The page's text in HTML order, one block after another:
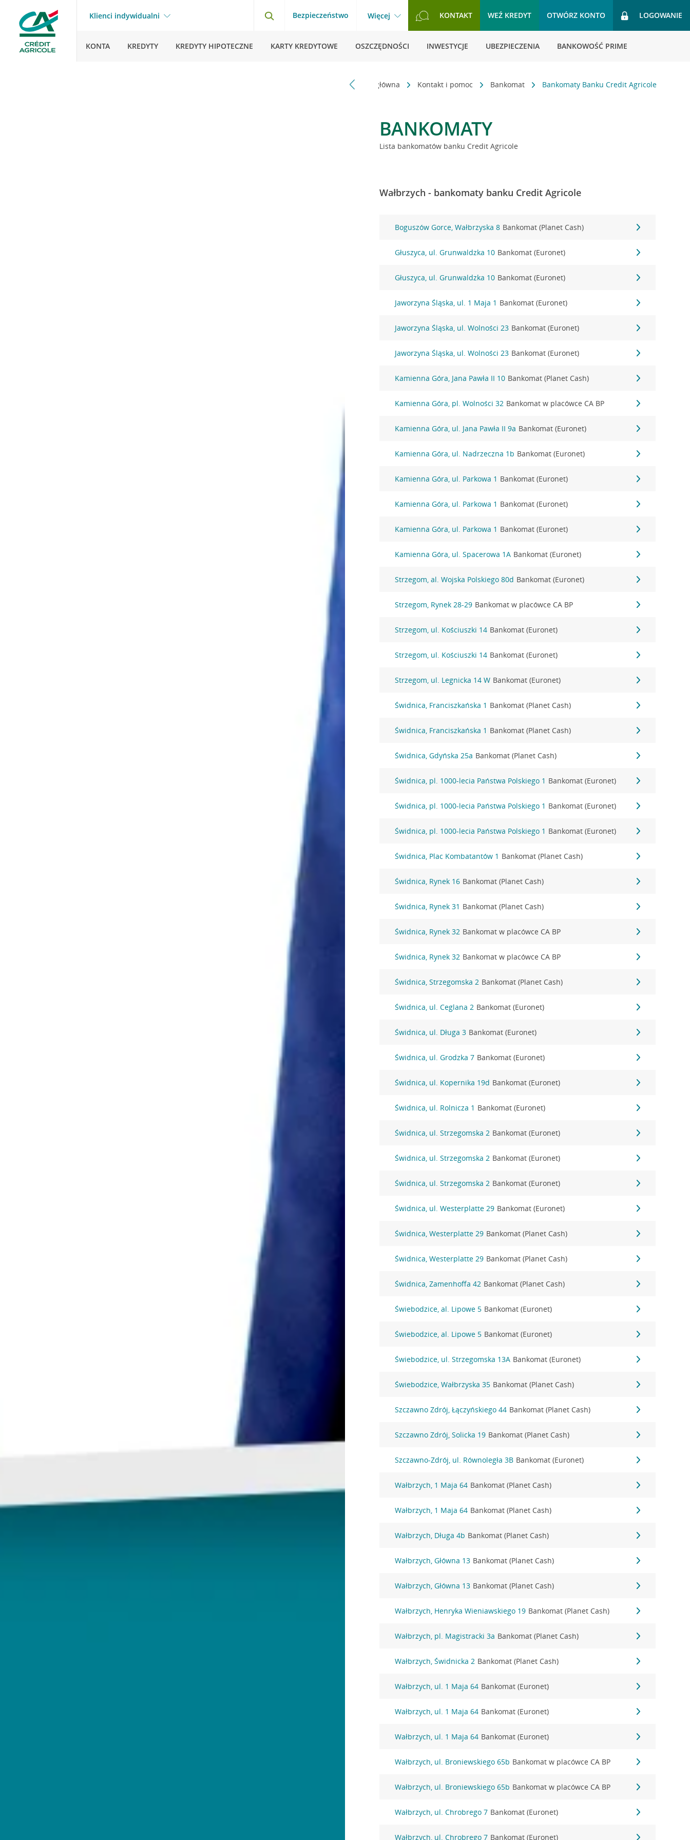
Klienci indywidualni Bezpieczeństwo Więcej KONTAKT WEŹ KREDYT OTWÓRZ KONTO LOGOWANIE
KONTA KREDYTY KREDYTY HIPOTECZNE KARTY KREDYTOWE OSZCZĘDNOŚCI INWESTYCJE UBEZPIECZENIA BANKOWOŚĆ PRIME
Strona główna Kontakt i pomoc Bankomat Bankomaty Banku Credit Agricole
BANKOMATY
Lista bankomatów banku Credit Agricole
Wałbrzych - bankomaty banku Credit Agricole
Boguszów Gorce, Wałbrzyska 8 Bankomat (Planet Cash)
Głuszyca, ul. Grunwaldzka 10 Bankomat (Euronet)
Głuszyca, ul. Grunwaldzka 10 Bankomat (Euronet)
Jaworzyna Śląska, ul. 1 Maja 1 Bankomat (Euronet)
Jaworzyna Śląska, ul. Wolności 23 Bankomat (Euronet)
Jaworzyna Śląska, ul. Wolności 23 Bankomat (Euronet)
Kamienna Góra, Jana Pawła II 10 Bankomat (Planet Cash)
Kamienna Góra, pl. Wolności 32 Bankomat w placówce CA BP
Kamienna Góra, ul. Jana Pawła II 9a Bankomat (Euronet)
Kamienna Góra, ul. Nadrzeczna 1b Bankomat (Euronet)
Kamienna Góra, ul. Parkowa 1 Bankomat (Euronet)
Kamienna Góra, ul. Parkowa 1 Bankomat (Euronet)
Kamienna Góra, ul. Parkowa 1 Bankomat (Euronet)
Kamienna Góra, ul. Spacerowa 1A Bankomat (Euronet)
Strzegom, al. Wojska Polskiego 80d Bankomat (Euronet)
Strzegom, Rynek 28-29 Bankomat w placówce CA BP
Strzegom, ul. Kościuszki 14 Bankomat (Euronet)
Strzegom, ul. Kościuszki 14 Bankomat (Euronet)
Strzegom, ul. Legnicka 14 W Bankomat (Euronet)
Świdnica, Franciszkańska 1 Bankomat (Planet Cash)
Świdnica, Franciszkańska 1 Bankomat (Planet Cash)
Świdnica, Gdyńska 25a Bankomat (Planet Cash)
Świdnica, pl. 1000-lecia Państwa Polskiego 1 Bankomat (Euronet)
Świdnica, pl. 1000-lecia Państwa Polskiego 1 Bankomat (Euronet)
Świdnica, pl. 1000-lecia Państwa Polskiego 1 Bankomat (Euronet)
Świdnica, Plac Kombatantów 1 Bankomat (Planet Cash)
Świdnica, Rynek 16 Bankomat (Planet Cash)
Świdnica, Rynek 31 Bankomat (Planet Cash)
Świdnica, Rynek 32 Bankomat w placówce CA BP
Świdnica, Rynek 32 Bankomat w placówce CA BP
Świdnica, Strzegomska 2 Bankomat (Planet Cash)
Świdnica, ul. Ceglana 2 Bankomat (Euronet)
Świdnica, ul. Długa 3 Bankomat (Euronet)
Świdnica, ul. Grodzka 7 Bankomat (Euronet)
Świdnica, ul. Kopernika 19d Bankomat (Euronet)
Świdnica, ul. Rolnicza 1 Bankomat (Euronet)
Świdnica, ul. Strzegomska 2 Bankomat (Euronet)
Świdnica, ul. Strzegomska 2 Bankomat (Euronet)
Świdnica, ul. Strzegomska 2 Bankomat (Euronet)
Świdnica, ul. Westerplatte 29 Bankomat (Euronet)
Świdnica, Westerplatte 29 Bankomat (Planet Cash)
Świdnica, Westerplatte 29 Bankomat (Planet Cash)
Świdnica, Zamenhoffa 42 Bankomat (Planet Cash)
Świebodzice, al. Lipowe 5 Bankomat (Euronet)
Świebodzice, al. Lipowe 5 Bankomat (Euronet)
Świebodzice, ul. Strzegomska 13A Bankomat (Euronet)
Świebodzice, Wałbrzyska 35 Bankomat (Planet Cash)
Szczawno Zdrój, Łączyńskiego 44 Bankomat (Planet Cash)
Szczawno Zdrój, Solicka 19 Bankomat (Planet Cash)
Szczawno-Zdrój, ul. Równoległa 3B Bankomat (Euronet)
Wałbrzych, 1 Maja 64 Bankomat (Planet Cash)
Wałbrzych, 1 Maja 64 Bankomat (Planet Cash)
Wałbrzych, Długa 4b Bankomat (Planet Cash)
Wałbrzych, Główna 13 Bankomat (Planet Cash)
Wałbrzych, Główna 13 Bankomat (Planet Cash)
Wałbrzych, Henryka Wieniawskiego 19 Bankomat (Planet Cash)
Wałbrzych, pl. Magistracki 3a Bankomat (Planet Cash)
Wałbrzych, Świdnicka 2 Bankomat (Planet Cash)
Wałbrzych, ul. 1 Maja 64 Bankomat (Euronet)
Wałbrzych, ul. 1 Maja 64 Bankomat (Euronet)
Wałbrzych, ul. 1 Maja 64 Bankomat (Euronet)
Wałbrzych, ul. Broniewskiego 65b Bankomat w placówce CA BP
Wałbrzych, ul. Broniewskiego 65b Bankomat w placówce CA BP
Wałbrzych, ul. Chrobrego 7 Bankomat (Euronet)
Wałbrzych, ul. Chrobrego 7 Bankomat (Euronet)